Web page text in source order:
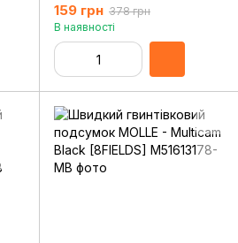
159 грн 378 грн
В наявності